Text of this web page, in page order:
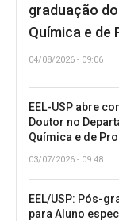
graduação
Química e de
04/08/2026 - 09:06
EEL-USP abre
Doutor no
Química e de
03/07/2026 - 09:48
EEL/USP: Pós-
para Aluno